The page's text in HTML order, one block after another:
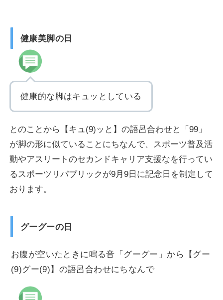
健康美脚の日
健康的な脚はキュッとしている
とのことから【キュ(9)ッと】の語呂合わせと「99」
が脚の形に似ていることにちなんで、スポーツ普及活
動やアスリートのセカンドキャリア支援なを行ってい
るスポーツリパブリックが9月9日に記念日を制定して
おります。
グーグーの日
お腹が空いたときに鳴る音「グーグー」から【グー
(9)グー(9)】の語呂合わせにちなんで